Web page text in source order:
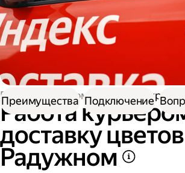
Работа курьером Работа
Работа
доставку
Радужном
Преимущества Подключение